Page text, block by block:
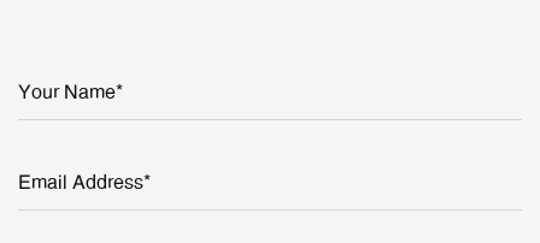
Your Name*
Email Address*